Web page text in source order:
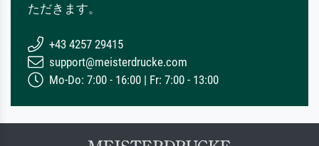
ただきます。
+43 4257 29415
support@meisterdrucke.com
Mo-Do: 7:00 - 16:00 | Fr: 7:00 - 13:00